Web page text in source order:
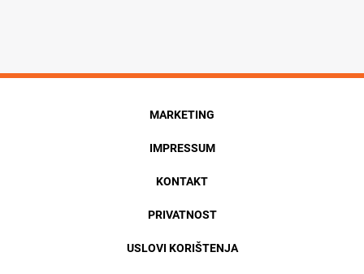
MARKETING
IMPRESSUM
KONTAKT
PRIVATNOST
USLOVI KORIŠTENJA